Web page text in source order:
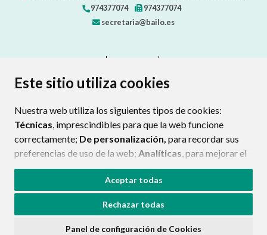
Este sitio utiliza cookies
Nuestra web utiliza los siguientes tipos de cookies:
Técnicas, imprescindibles para que la web funcione
correctamente; De personalización, para recordar sus
preferencias de uso de la web; Analíticas, para mejorar el
funcionamiento de la web y sus servicios.
Si acepta pulsando el botón“Aceptar todas”
consideramos que acepta su uso. Si pulsa el botón
Aceptar todas
Rechazar todas
Panel de configuración de Cookies
974377074
974377074
secretaria@bailo.es
PROTECCIÓN DE DATOS
POLÍTICA DE COOKIES